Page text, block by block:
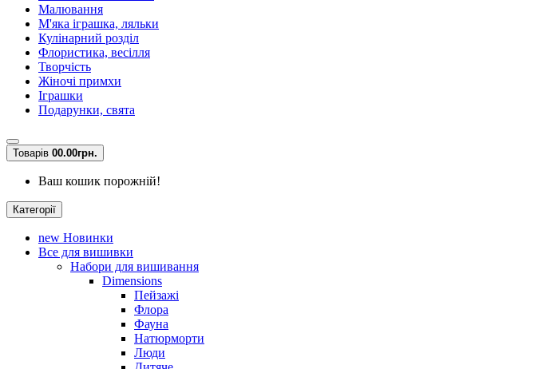
Малювання
М'яка іграшка, ляльки
Кулінарний розділ
Флористика, весілля
Творчість
Жіночі примхи
Іграшки
Подарунки, свята
Товарів 00.00грн.
Ваш кошик порожній!
Категорії
new Новинки
Все для вишивки
Набори для вишивання
Dimensions
Пейзажі
Флора
Фауна
Натюрморти
Люди